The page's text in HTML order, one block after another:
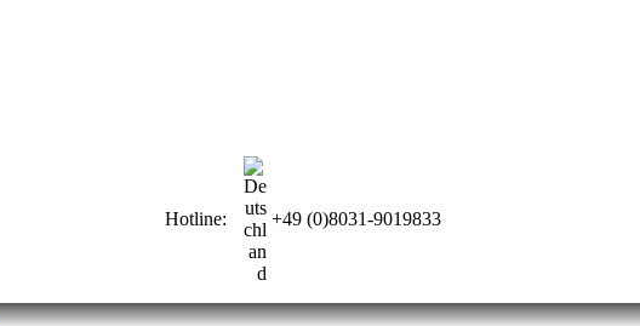
Hotline: +49 (0)8031-9019833